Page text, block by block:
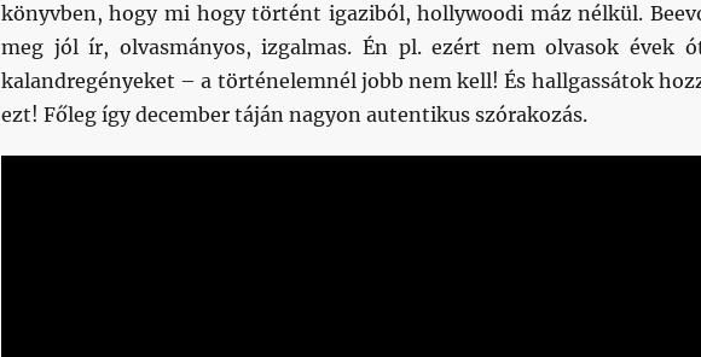
könyvben, hogy mi hogy történt igaziból, hollywoodi máz nélkül.
meg jól ír, olvasmányos, izgalmas. Én pl. ezért nem olvasok évek
kalandregényeket – a történelemnél jobb nem kell! És hallgassátok
ezt! Főleg így december táján nagyon autentikus szórakozás.